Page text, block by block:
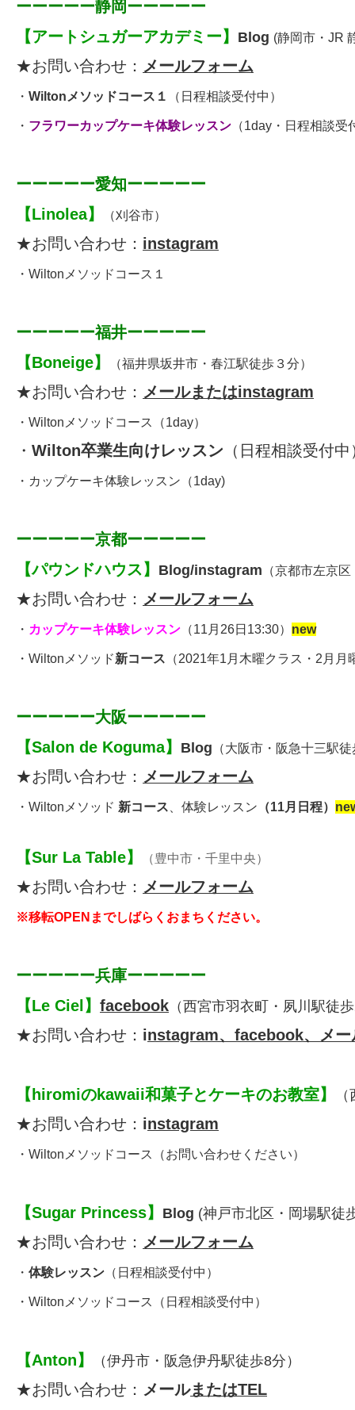
ーーーーー静岡ーーーーー
【 アートシュガーアカデミー】 Blog (静岡市・JR
★お問い合わせ： メールフォーム
・ Wiltonメソッドコース１ （日程相談受付中）
・ フラワーカップケーキ体験レッスン （1day・日程相談受
ーーーーー愛知ーーーーー
【Linolea】 （刈谷市）
★お問い合わせ： instagram
・ Wiltonメソッドコース１
ーーーーー福井ーーーーー
【Boneige】 （福井県坂井市・春江駅徒歩３分）
★お問い合わせ： メールまたはinstagram
・ Wiltonメソッドコース （1day）
・ Wilton卒業生向けレッスン （日程相談受付中
・ カップケーキ体験レッスン （1day)
ーーーーー京都ーーーーー
【パウンドハウス】 Blog/instagram （京都市左京
★お問い合わせ： メールフォーム
・ カップケーキ体験レッスン （11月26日13:30） new
・ Wiltonメソッド新コース （2021年1月木曜クラス・2月月
ーーーーー大阪ーーーーー
【Salon de Koguma】 Blog （大阪市・阪急十三駅
★お問い合わせ： メールフォーム
・ Wiltonメソッド 新コース 、体験レッスン （11月日程）
【Sur La Table】 （豊中市・千里中央）
★お問い合わせ： メールフォーム
※移転OPENまでしばらくおまちください。
ーーーーー兵庫ーーーーー
【Le Ciel 】 facebook （西宮市羽衣町・夙川駅徒
★お問い合わせ： instagram、facebook、メー
【 hiromiのkawaii和菓子とケーキのお教室】
★お問い合わせ： instagram
・ Wiltonメソッドコース （お問い合わせください）
【Sugar Princess】 Blog (神戸市北区・岡場駅徒
★お問い合わせ： メールフォーム
・ 体験レッスン （日程相談受付中）
・ Wiltonメソッドコース （日程相談受付中）
【Anton】 （伊丹市・ 阪急伊丹駅徒歩8分 ）
★お問い合わせ： メールまたはTEL